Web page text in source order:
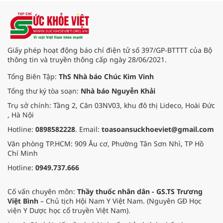
Giấy phép hoạt động báo chí điện tử số 397/GP-BTTTT của Bộ
thông tin và truyền thông cấp ngày 28/06/2021.
Tổng Biên Tập: ThS Nhà báo Chúc Kim Vinh
Tổng thư ký tòa soạn: Nhà báo Nguyễn Khải
Trụ sở chính: Tầng 2, Căn 03NV03, khu đô thị Lideco, Hoài Đức
, Hà Nội
Hotline: 0898582228. Email: toasoansuckhoeviet@gmail.com
Văn phòng TP.HCM: 909 Âu cơ, Phường Tân Sơn Nhì, TP Hồ
Chí Minh
Hotline: 0949.737.666
Cố vấn chuyên môn: Thầy thuốc nhân dân - GS.TS Trương
Việt Bình – Chủ tịch Hội Nam Y Việt Nam. (Nguyên GĐ Học
viện Y Dược học cổ truyền Việt Nam).